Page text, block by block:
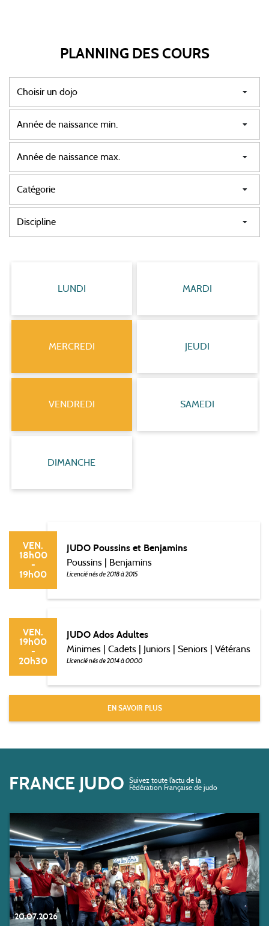
PLANNING DES COURS
LUNDI MARDI
MERCREDI JEUDI
VENDREDI SAMEDI
DIMANCHE
VEN.
18h00
-
19h00
JUDO Poussins et Benjamins
Poussins | Benjamins
Licencié nés de 2018 à 2015
VEN.
19h00
-
20h30
JUDO Ados Adultes
Minimes | Cadets | Juniors | Seniors | Vétérans
Licencié nés de 2014 à 0000
EN SAVOIR PLUS
FRANCE JUDO
Suivez toute l’actu de la
Fédération Française de judo
20.07.2026